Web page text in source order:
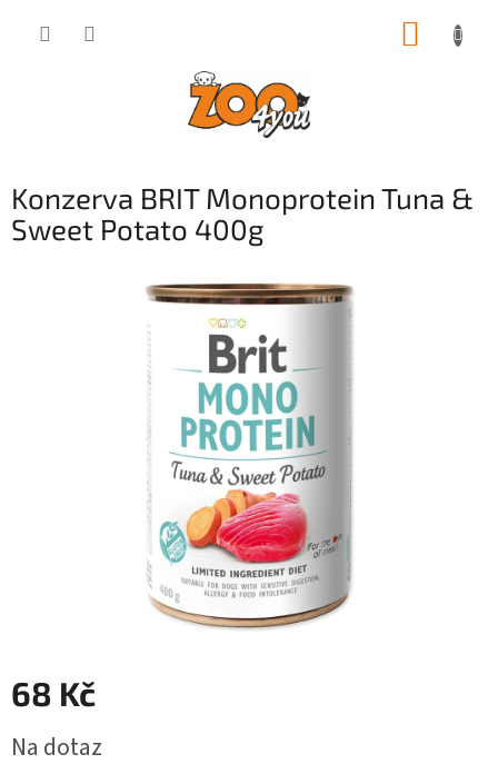
Konzerva BRIT Monoprotein Tuna &
Sweet Potato 400g
68 Kč
cena:
Na dotaz